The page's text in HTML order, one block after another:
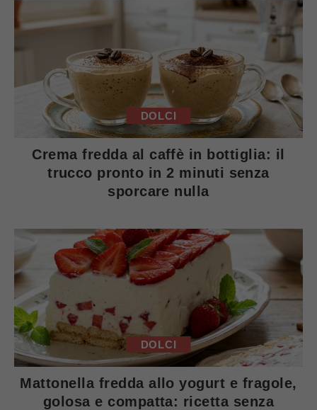
DOLCI
Crema fredda al caffè in bottiglia: il
trucco pronto in 2 minuti senza
sporcare nulla
DOLCI
Mattonella fredda allo yogurt e fragole,
golosa e compatta: ricetta senza